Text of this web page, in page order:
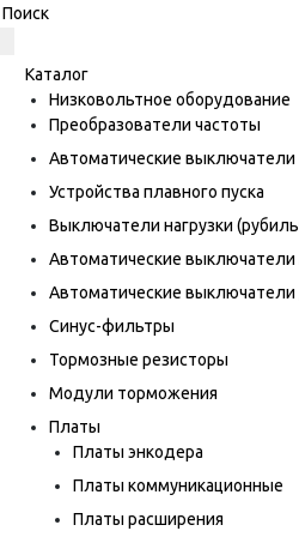
Каталог
Низковольтное оборудование
Преобразователи частоты
Автоматические выключатели
Устройства плавного пуска
Выключатели нагрузки
Автоматические
Автоматические
Синус-фильтры
Тормозные резисторы
Модули торможения
Платы
Платы энкодера
Платы коммуникационные
Платы расширения